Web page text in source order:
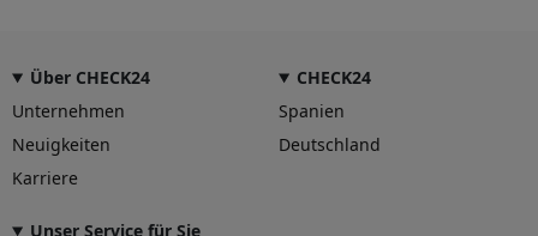
Über CHECK24
Unternehmen
Neuigkeiten
Karriere
CHECK24
Spanien
Deutschland
Unser Service für Sie